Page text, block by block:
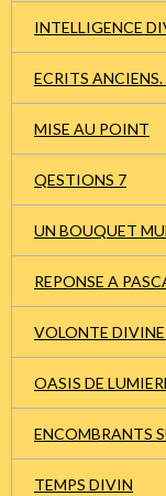
INTELLIGENCE
ECRITS ANCIENS.
MISE AU POINT
QESTIONS 7
UN BOUQUET
REPONSE A
VOLONTE
OASIS DE
ENCOMBRANTS
TEMPS DIVIN